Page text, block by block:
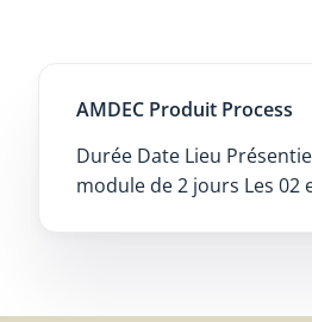
AMDEC Produit Process
Durée Date Lieu
module de 2 jours Les 02